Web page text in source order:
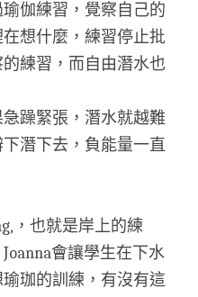
伽練習，覺察自己的
想什麼，練習停止批
練習，而自由潛水也
躁緊張，潛水就越難
潛下去，負能量一直
，也就是岸上的練
會讓學生在下水
珈的訓練，有沒有這